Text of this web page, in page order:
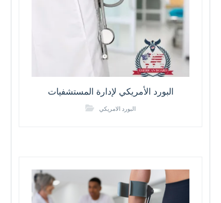
البورد الأمريكي لإدارة المستشفيات
البورد الامريكي